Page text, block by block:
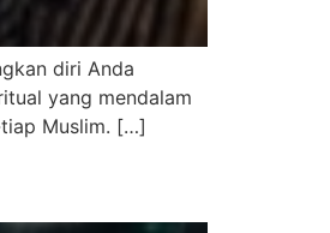
diri Anda
yang mendalam
Muslim. […]